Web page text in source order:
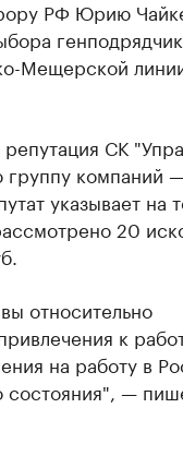
РФ Юрию
Мещерской
СК
группу компаний
указывает на
20
относительно
к
на работу в
состояния", —